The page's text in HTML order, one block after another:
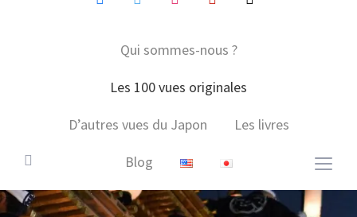
Qui sommes-nous ?
Les 100 vues originales
D’autres vues du Japon Les livres
Blog